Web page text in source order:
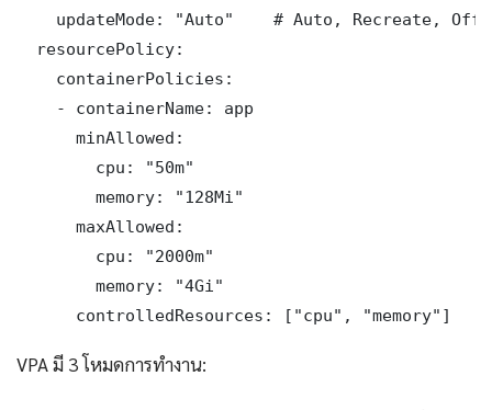
    updateMode: "Auto"    # Auto, Recreate, Off
  resourcePolicy:
    containerPolicies:
    - containerName: app
      minAllowed:
        cpu: "50m"
        memory: "128Mi"
      maxAllowed:
        cpu: "2000m"
        memory: "4Gi"
      controlledResources: ["cpu", "memory"]
VPA มี 3 โหมดการทำงาน: